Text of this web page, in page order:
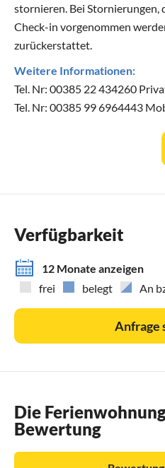
stornieren. Bei Stornierungen,
Check-in vorgenommen
zurückerstattet.
Weitere Informationen:
Tel. Nr: 00385 22 434260
Tel. Nr: 00385 99 6964443
Verfügbarkeit
12 Monate anzeigen
frei
belegt An
Anfrage
Die
Bewertung